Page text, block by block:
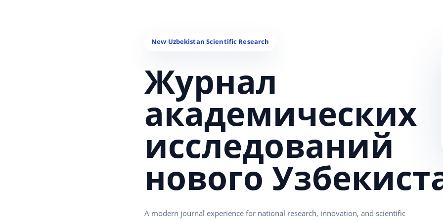
Журнал
академических
исследований
нового